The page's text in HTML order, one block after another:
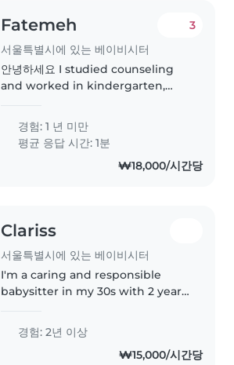
Fatemeh
서울특별시에 있는 베이비시터
3
안녕하세요 I studied counseling
and worked in kindergarten,
school as a counselor. I have
many certificates related to
children, and I truly love working
경험: 1 년 미만
평균 응답 시간: 1분
₩18,000/시간당
Clariss
서울특별시에 있는 베이비시터
I'm a caring and responsible
babysitter in my 30s with 2 years
toddlers, preschoolers, and
gradeschoolers. As a parent
myself, I understand the
경험: 2년 이상
₩15,000/시간당